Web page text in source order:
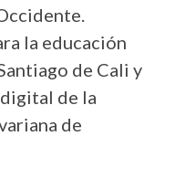
la educación
de Cali y
de la
de